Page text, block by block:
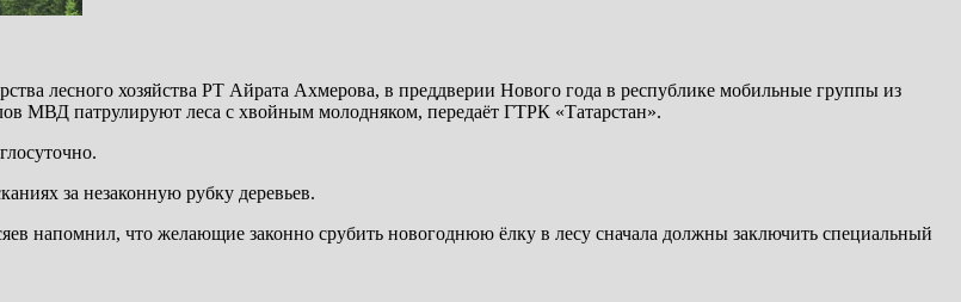
лесного хозяйства РТ Айрата Ахмерова, в преддверии Нового года в республике мобильные группы из
МВД патрулируют леса с хвойным молодняком, передаёт ГТРК «Татарстан».
за незаконную рубку деревьев.
напомнил, что желающие законно срубить новогоднюю ёлку в лесу сначала должны заключить специальный